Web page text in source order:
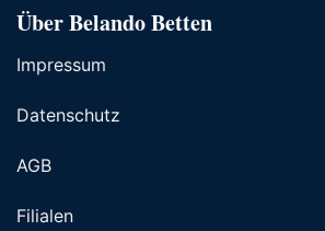
Über Belando Betten
Impressum
Datenschutz
AGB
Filialen